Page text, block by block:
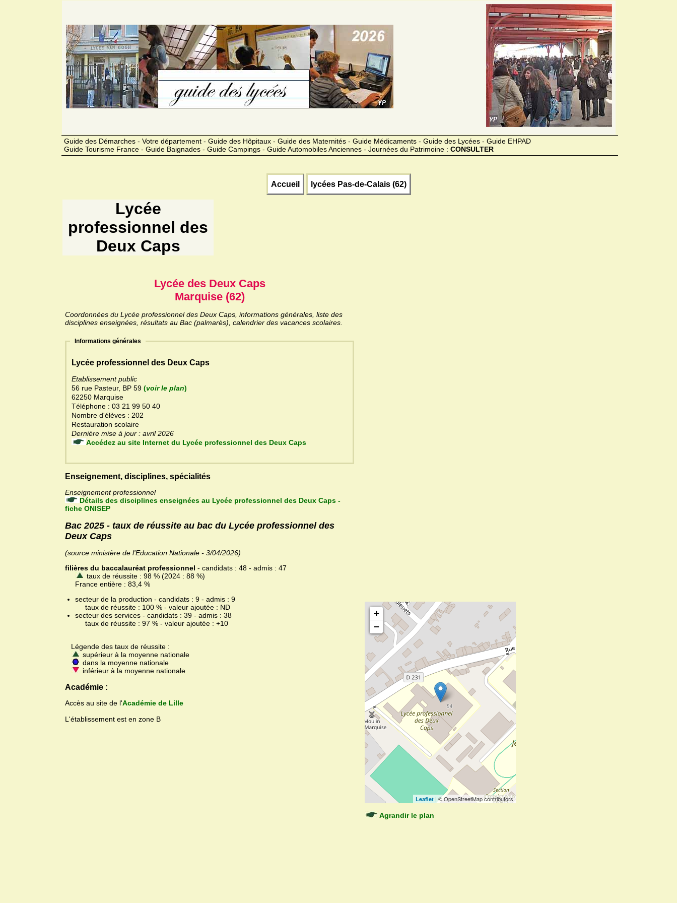
Guide des Démarches - Votre département - Guide des Hôpitaux - Guide des Maternités - Guide Médicaments - Guide des Lycées - Guide EHPAD
Guide Tourisme France - Guide Baignades - Guide Campings - Guide Automobiles Anciennes - Journées du Patrimoine : CONSULTER
Accueil lycées Pas-de-Calais (62)
Lycée
professionnel des
Deux Caps
Lycée des Deux Caps
Marquise (62)
Coordonnées du Lycée professionnel des Deux Caps, informations générales, liste des
disciplines enseignées, résultats au Bac (palmarès), calendrier des vacances scolaires.
Informations générales
Lycée professionnel des Deux Caps
Etablissement public
56 rue Pasteur, BP 59 (voir le plan)
62250 Marquise
Téléphone : 03 21 99 50 40
Nombre d'élèves : 202
Restauration scolaire
Dernière mise à jour : avril 2026
Accédez au site Internet du Lycée professionnel des Deux Caps
Enseignement, disciplines, spécialités
Enseignement professionnel
Détails des disciplines enseignées au Lycée professionnel des Deux Caps -
fiche ONISEP
Bac 2025 - taux de réussite au bac du Lycée professionnel des
Deux Caps
(source ministère de l'Education Nationale - 3/04/2026)
filières du baccalauréat professionnel - candidats : 48 - admis : 47
taux de réussite : 98 % (2024 : 88 %)
France entière : 83,4 %
secteur de la production - candidats : 9 - admis : 9
taux de réussite : 100 % - valeur ajoutée : ND
secteur des services - candidats : 39 - admis : 38
taux de réussite : 97 % - valeur ajoutée : +10
Légende des taux de réussite :
supérieur à la moyenne nationale
dans la moyenne nationale
inférieur à la moyenne nationale
Académie :
Accès au site de l'Académie de Lille
L'établissement est en zone B
+
−
Leaflet | © OpenStreetMap contributors
Agrandir le plan